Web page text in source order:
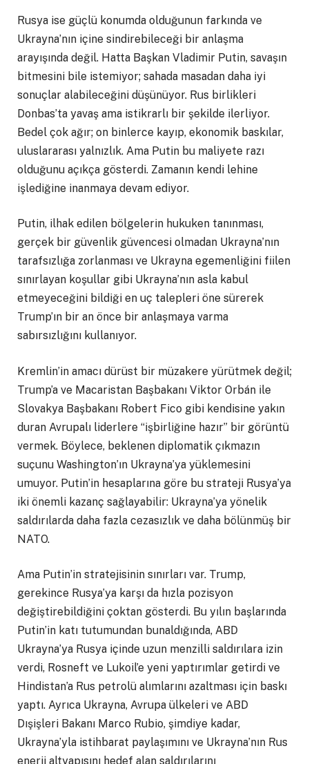
Rusya ise güçlü konumda olduğunun farkında ve
Ukrayna’nın içine sindirebileceği bir anlaşma
arayışında değil. Hatta Başkan Vladimir Putin, savaşın
bitmesini bile istemiyor; sahada masadan daha iyi
sonuçlar alabileceğini düşünüyor. Rus birlikleri
Donbas’ta yavaş ama istikrarlı bir şekilde ilerliyor.
Bedel çok ağır; on binlerce kayıp, ekonomik baskılar,
uluslararası yalnızlık. Ama Putin bu maliyete razı
olduğunu açıkça gösterdi. Zamanın kendi lehine
işlediğine inanmaya devam ediyor.
Putin, ilhak edilen bölgelerin hukuken tanınması,
gerçek bir güvenlik güvencesi olmadan Ukrayna’nın
tarafsızlığa zorlanması ve Ukrayna egemenliğini fiilen
sınırlayan koşullar gibi Ukrayna’nın asla kabul
etmeyeceğini bildiği en uç talepleri öne sürerek
Trump’ın bir an önce bir anlaşmaya varma
sabırsızlığını kullanıyor.
Kremlin’in amacı dürüst bir müzakere yürütmek değil;
Trump’a ve Macaristan Başbakanı Viktor Orbán ile
Slovakya Başbakanı Robert Fico gibi kendisine yakın
duran Avrupalı liderlere “işbirliğine hazır” bir görüntü
vermek. Böylece, beklenen diplomatik çıkmazın
suçunu Washington’ın Ukrayna’ya yüklemesini
umuyor. Putin’in hesaplarına göre bu strateji Rusya’ya
iki önemli kazanç sağlayabilir: Ukrayna’ya yönelik
saldırılarda daha fazla cezasızlık ve daha bölünmüş bir
NATO.
Ama Putin’in stratejisinin sınırları var. Trump,
gerekince Rusya’ya karşı da hızla pozisyon
değiştirebildiğini çoktan gösterdi. Bu yılın başlarında
Putin’in katı tutumundan bunaldığında, ABD
Ukrayna’ya Rusya içinde uzun menzilli saldırılara izin
verdi, Rosneft ve Lukoil’e yeni yaptırımlar getirdi ve
Hindistan’a Rus petrolü alımlarını azaltması için baskı
yaptı. Ayrıca Ukrayna, Avrupa ülkeleri ve ABD
Dışişleri Bakanı Marco Rubio, şimdiye kadar,
Ukrayna’yla istihbarat paylaşımını ve Ukrayna’nın Rus
enerji altyapısını hedef alan saldırılarını